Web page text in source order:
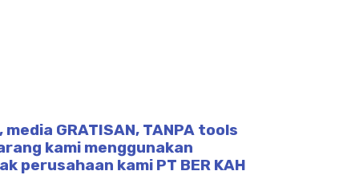
GRATISAN, TANPA tools
kami menggunakan
perusahaan kami PT BER KAH